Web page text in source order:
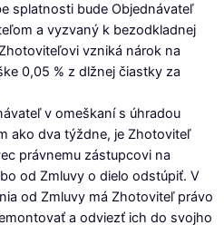
splatnosti bude Objednávateľ
a vyzvaný k bezodkladnej
vzniká nárok na
0,05 % z dlžnej čiastky za
v omeškaní s úhradou
ako dva týždne, je Zhotoviteľ
právnemu zástupcovi na
od Zmluvy o dielo odstúpiť. V
od Zmluvy má Zhotoviteľ právo
a odviezť ich do svojho